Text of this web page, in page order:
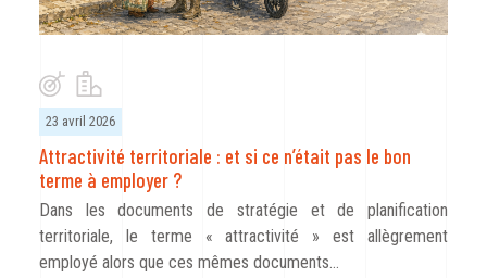
23 avril 2026
Attractivité territoriale : et si ce n’était pas le bon
terme à employer ?
Dans les documents de stratégie et de planification
territoriale, le terme « attractivité » est allègrement
employé alors que ces mêmes documents…